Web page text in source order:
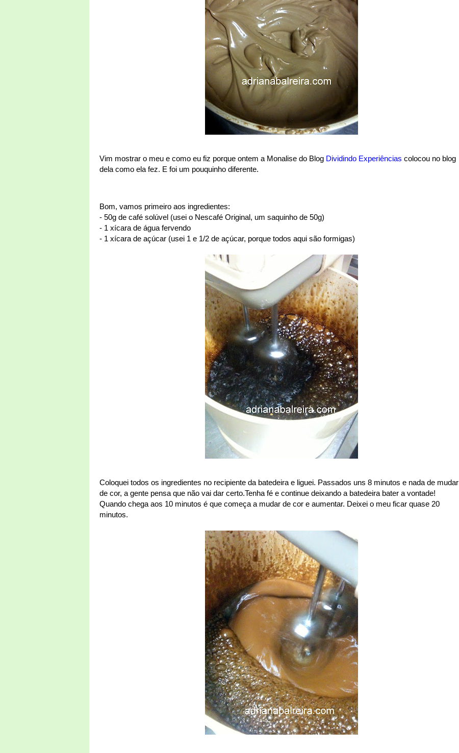
Vim mostrar o meu e como eu fiz porque ontem a Monalise do Blog Dividindo Experiências colocou no blog
dela como ela fez. E foi um pouquinho diferente.
Bom, vamos primeiro aos ingredientes:
- 50g de café solúvel (usei o Nescafé Original, um saquinho de 50g)
- 1 xícara de água fervendo
- 1 xícara de açúcar (usei 1 e 1/2 de açúcar, porque todos aqui são formigas)
Coloquei todos os ingredientes no recipiente da batedeira e liguei. Passados uns 8 minutos e nada de mudar
de cor, a gente pensa que não vai dar certo.Tenha fé e continue deixando a batedeira bater a vontade!
Quando chega aos 10 minutos é que começa a mudar de cor e aumentar. Deixei o meu ficar quase 20
minutos.